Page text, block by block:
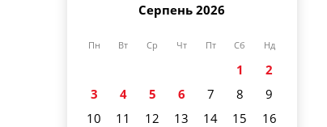
Серпень 2026
Пн Вт Ср Чт Пт Сб Нд
1
2
3
4 5 6 7 8
9
10
11 12 13 14 15
16